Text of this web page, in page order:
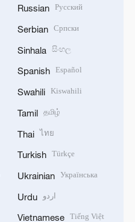
Russian Русский
Serbian Српски
Sinhala සිංහල
Spanish Español
Swahili Kiswahili
Tamil தமிழ்
Thai ไทย
Turkish Türkçe
Ukrainian Українська
Urdu اردو
Vietnamese Tiếng Việt